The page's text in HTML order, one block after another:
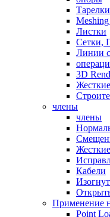
Тарелки
Листки
Сетки,
Линии
3D
члены
члены
Кабели
Применение
Point